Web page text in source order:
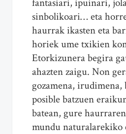
sinbolikoari… eta
haurrak ikasten eta
horiek ume txikien
Etorkizunera begira
ahazten zaigu. Non
gozamena, irudimena,
posible batzuen
batean, gure
mundu naturalarekiko